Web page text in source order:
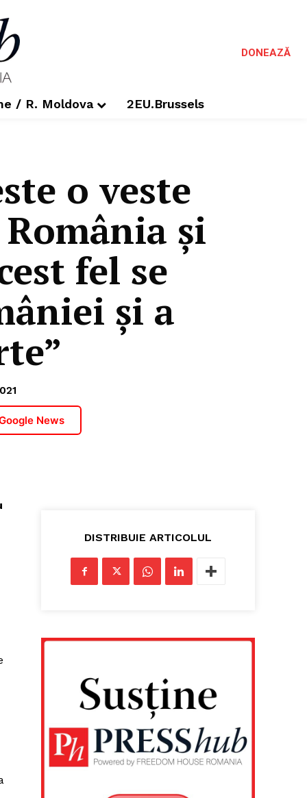
DONEAZĂ
/ R. Moldova 2EU.Brussels
o veste
şi
fel se
şi a
News
DISTRIBUIE ARTICOLUL